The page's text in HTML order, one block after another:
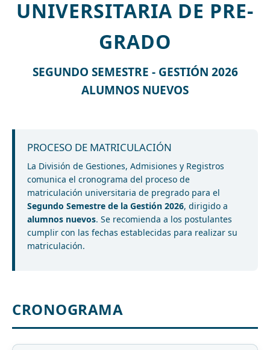
UNIVERSITARIA DE PRE-
GRADO
SEGUNDO SEMESTRE - GESTIÓN 2026
ALUMNOS NUEVOS
PROCESO DE MATRICULACIÓN
La División de Gestiones, Admisiones y Registros
comunica el cronograma del proceso de
matriculación universitaria de pregrado para el
Segundo Semestre de la Gestión 2026, dirigido a
alumnos nuevos. Se recomienda a los postulantes
cumplir con las fechas establecidas para realizar su
matriculación.
CRONOGRAMA